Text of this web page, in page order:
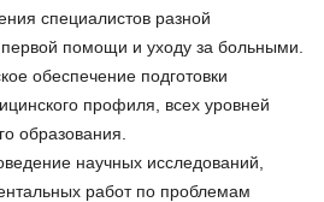
специалистов разной
первой помощи и уходу за больными.
обеспечение подготовки
профиля, всех уровней
образования.
научных исследований,
работ по проблемам